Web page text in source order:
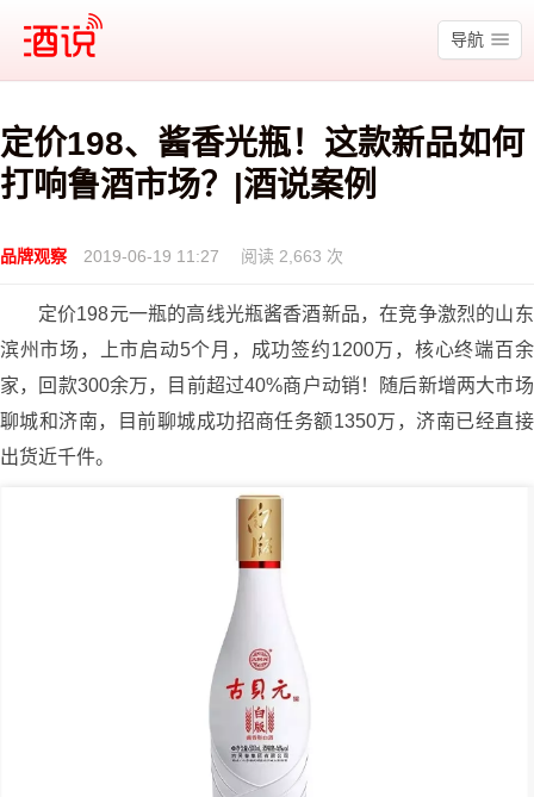
酒说
导航
定价198、酱香光瓶！这款新品如何
打响鲁酒市场？|酒说案例
品牌观察 2019-06-19 11:27 阅读 2,663 次
定价198元一瓶的高线光瓶酱香酒新品，在竞争激烈的山东
滨州市场，上市启动5个月，成功签约1200万，核心终端百余
家，回款300余万，目前超过40%商户动销！随后新增两大市场
聊城和济南，目前聊城成功招商任务额1350万，济南已经直接
出货近千件。